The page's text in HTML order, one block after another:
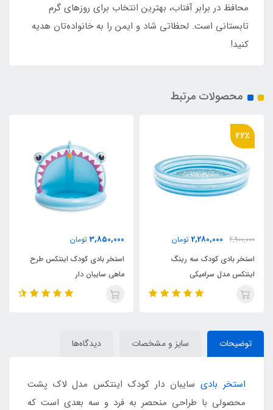
محافظ در برابر آفتاب، بهترین انتخاب برای روزهای گرم
تابستانی است. لحظاتی شاد و ایمن را به خانواده‌تان هدیه
کنید!
محصولات مرتبط
3,850,000 تومان
استخر بادی کودک اینتکس طرح
ماهی سایبان دار
3,400,000
2,180,000
استخر بادی سه رینگ کودک
اینتکس طرح جدید قطر 147
توضیحات سایز و مشخصات دیدگاه‌ها
استخر بادی سایبان دار کودک اینتکس مدل لاک پشت
محصولی با طراحی منحصر به فرد و سه بعدی است که